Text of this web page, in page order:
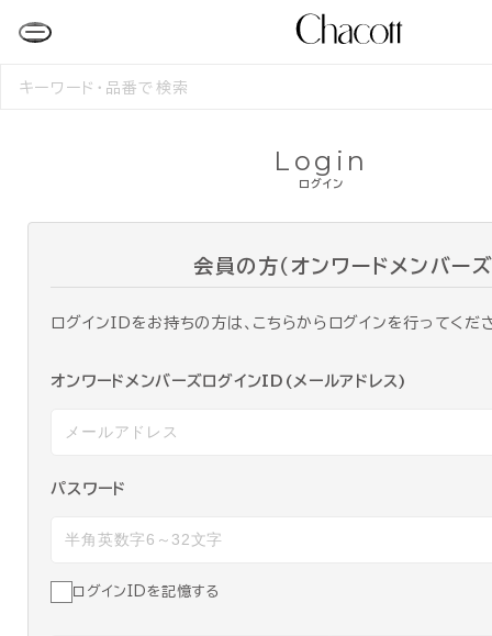
検
ログイン
Login
会員の方（オンワードメンバーズ
ログインIDをお持ちの方は、こちらからログインを行ってくだ
オンワードメンバーズログインID(メールアドレス)
パスワード
ログインIDを記憶する